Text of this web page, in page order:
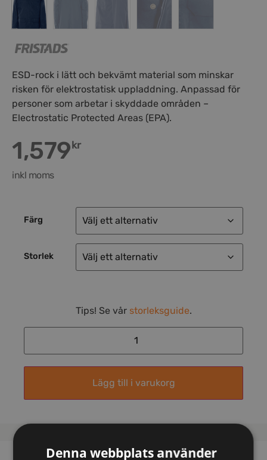
ESD-rock i lätt och bekvämt material som minskar
risken för elektrostatisk uppladdning. Anpassad för
personer som arbetar i skyddade områden –
Electrostatic Protected Areas (EPA).
1,579kr
inkl moms
Färg
Storlek
Tips! Se vår storleksguide.
Lägg till i varukorg
Denna webbplats använder